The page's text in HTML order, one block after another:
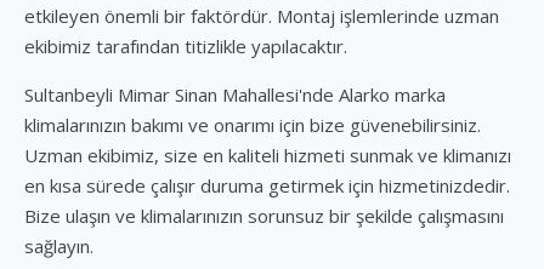
etkileyen önemli bir faktördür. Montaj işlemlerinde uzman
ekibimiz tarafından titizlikle yapılacaktır.
Sultanbeyli Mimar Sinan Mahallesi'nde Alarko marka
klimalarınızın bakımı ve onarımı için bize güvenebilirsiniz.
Uzman ekibimiz, size en kaliteli hizmeti sunmak ve klimanızı
en kısa sürede çalışır duruma getirmek için hizmetinizdedir.
Bize ulaşın ve klimalarınızın sorunsuz bir şekilde çalışmasını
sağlayın.